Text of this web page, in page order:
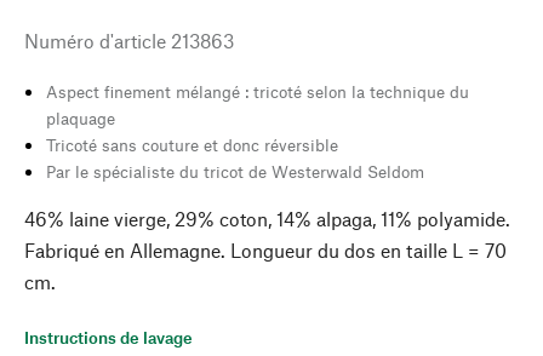
Numéro d'article 213863
Aspect finement mélangé : tricoté selon la technique du
plaquage
Tricoté sans couture et donc réversible
Par le spécialiste du tricot de Westerwald Seldom
46% laine vierge, 29% coton, 14% alpaga, 11% polyamide.
Fabriqué en Allemagne. Longueur du dos en taille L = 70
cm.
Instructions de lavage